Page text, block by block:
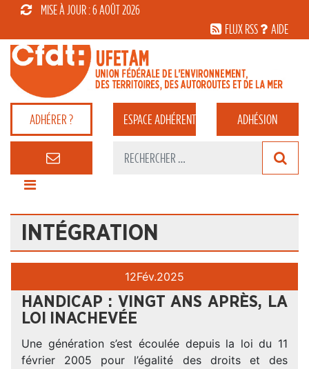
MISE À JOUR : 6 AOÛT 2026
FLUX RSS
AIDE
ADHÉRER ? ESPACEADHÉRENT ADHÉSION
INTÉGRATION
12Fév.2025
HANDICAP : VINGT ANS APRÈS, LA
LOI INACHEVÉE
Une génération s’est écoulée depuis la loi du 11
février 2005 pour l’égalité des droits et des